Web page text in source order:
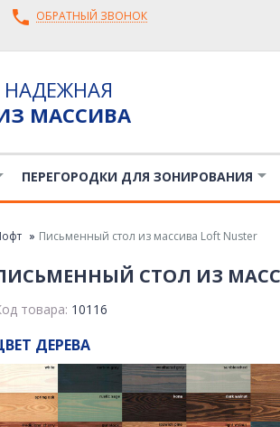
ОБРАТНЫЙ ЗВОНОК
МАССИВА
ПЕРЕГОРОДКИ ДЛЯ ЗОНИРОВАНИЯ
Письменный стол из массива Loft Nuster
СТОЛ ИЗ
товара: 10116
ДЕРЕВА